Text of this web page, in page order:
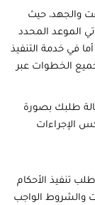
والجهد، حيث
الموعد المحدد
في خدمة التنفيذ
جميع الخطوات عبر
طلبك بصورة
الإجراءات
تنفيذ الأحكام
والشروط الواجب